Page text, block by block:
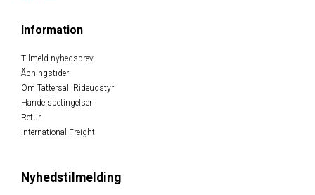
Information
Tilmeld nyhedsbrev
Åbningstider
Om Tattersall Rideudstyr
Handelsbetingelser
Retur
International Freight
Nyhedstilmelding